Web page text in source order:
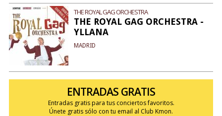
THE ROYAL GAG ORCHESTRA
THE ROYAL GAG ORCHESTRA -
YLLANA
MADRID
ENTRADAS GRATIS
Entradas gratis para tus conciertos favoritos.
Únete gratis sólo con tu email al Club Kmon.